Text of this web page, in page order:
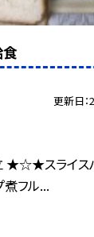
食
更新日
スライス
フル...